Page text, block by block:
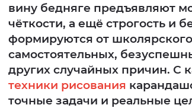
вину бедняге предъявляют
чёткости, а ещё строгость и
формируются от
самостоятельных,
других случайных причин. С
техники рисования
точные задачи и реальные